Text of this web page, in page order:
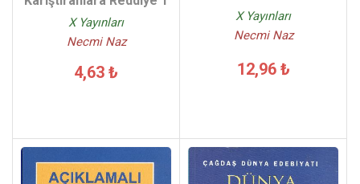
X Yayınları
Necmi Naz
4,63 ₺
X Yayınları
Necmi Naz
12,96 ₺